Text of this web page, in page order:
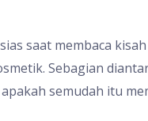
saat membaca
Sebagian
semudah itu